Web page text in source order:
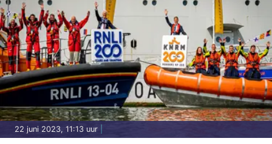
22 juni 2023, 11:13 uur